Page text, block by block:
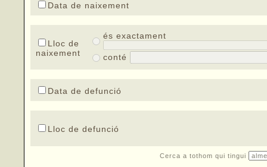
Data de naixement
Lloc de
naixement
és exactament
conté
Data de defunció
Lloc de defunció
Cerca a tothom qui tingui